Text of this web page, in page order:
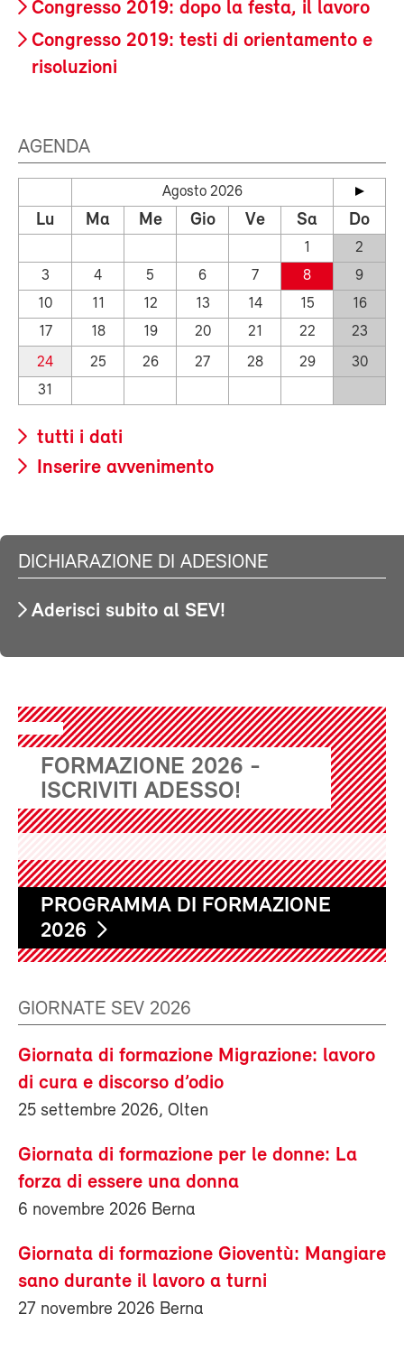
Congresso 2019: dopo la festa, il lavoro
Congresso 2019: testi di orientamento e
risoluzioni
AGENDA
Agosto 2026
Lu Ma Me Gio Ve Sa Do
1
2
3
4 5 6 7 8
9
10
11 12 13 14 15
16
17
18 19 20 21 22
23
24
25 26 27 28 29
30
31
tutti i dati
Inserire avvenimento
DICHIARAZIONE DI ADESIONE
Aderisci subito al SEV!
FORMAZIONE 2026 -
ISCRIVITI ADESSO!
PROGRAMMA DI FORMAZIONE
2026
GIORNATE SEV 2026
Giornata di formazione Migrazione: lavoro
di cura e discorso d’odio
25 settembre 2026, Olten
Giornata di formazione per le donne: La
forza di essere una donna
6 novembre 2026 Berna
Giornata di formazione Gioventù: Mangiare
sano durante il lavoro a turni
27 novembre 2026 Berna